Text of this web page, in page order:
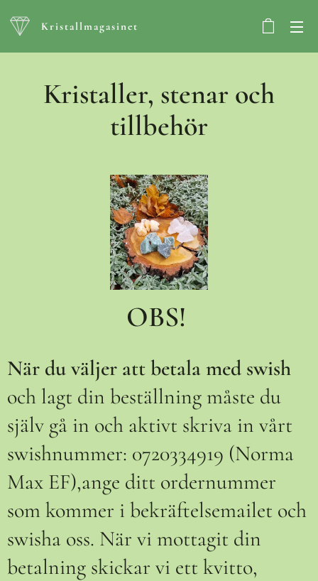
Kristallmagasinet
Kristaller, stenar och
tillbehör
OBS!
När du väljer att betala med swish
och lagt din beställning måste du
själv gå in och aktivt skriva in vårt
swishnummer: 0720334919 (Norma
Max EF),ange ditt ordernummer
som kommer i bekräftelsemailet och
swisha oss. När vi mottagit din
betalning skickar vi ett kvitto,